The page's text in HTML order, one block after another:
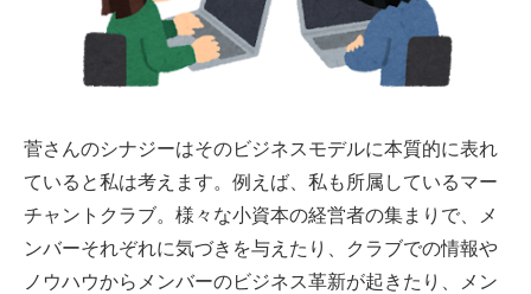
菅さんのシナジーはそのビジネスモデルに本質的に表れ
ていると私は考えます。例えば、私も所属しているマー
チャントクラブ。様々な小資本の経営者の集まりで、メ
ンバーそれぞれに気づきを与えたり、クラブでの情報や
ノウハウからメンバーのビジネス革新が起きたり、メン